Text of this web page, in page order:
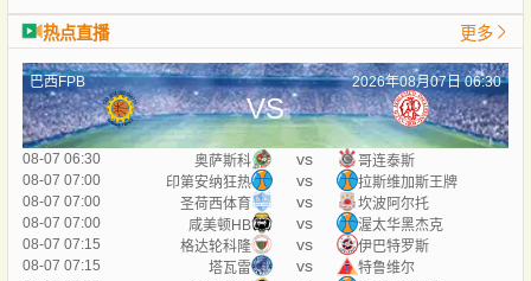
热点直播 更多
巴西FPB 2026年08月07日 06:30
VS
08-07 06:30 奥萨斯科 vs
哥连泰斯
08-07 07:00
印第安纳狂热 vs
拉斯维加斯王牌
08-07 07:00
圣荷西体育 vs
坎波阿尔托
08-07 07:00
咸美顿HB vs
渥太华黑杰克
08-07 07:15
格达轮科隆 vs
伊巴特罗斯
08-07 07:15
塔瓦雷 vs
特鲁维尔